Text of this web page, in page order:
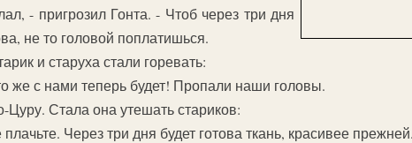
- пригрозил Гонта. - Чтоб через три дня
не то головой поплатишься.
и старуха стали горевать:
же с нами теперь будет! Пропали наши головы.
Стала она утешать стариков:
Через три дня будет готова ткань, красивее прежней.